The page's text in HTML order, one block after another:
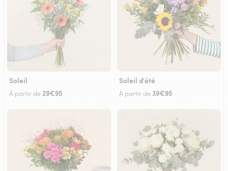
Soleil
À partir de29€95
Soleil d'été
À partir de 39€95